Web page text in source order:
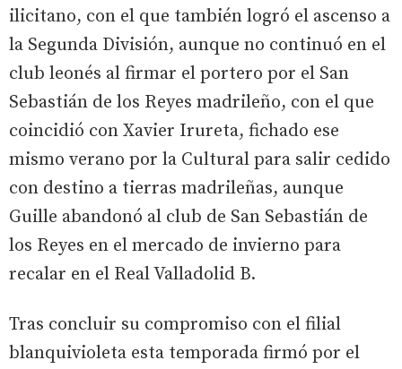
ilicitano, con el que también logró el ascenso a
la Segunda División, aunque no continuó en el
club leonés al firmar el portero por el San
Sebastián de los Reyes madrileño, con el que
coincidió con Xavier Irureta, fichado ese
mismo verano por la Cultural para salir cedido
con destino a tierras madrileñas, aunque
Guille abandonó al club de San Sebastián de
los Reyes en el mercado de invierno para
recalar en el Real Valladolid B.
Tras concluir su compromiso con el filial
blanquivioleta esta temporada firmó por el